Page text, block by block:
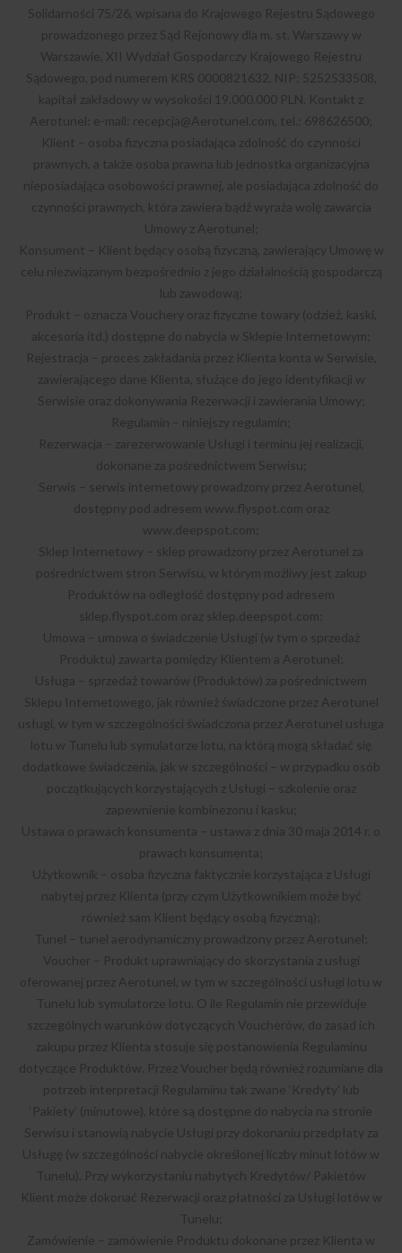
Solidarności 75/26, wpisana do Krajowego Rejestru Sądowego
prowadzonego przez Sąd Rejonowy dla m. st. Warszawy w
Warszawie, XII Wydział Gospodarczy Krajowego Rejestru
Sądowego, pod numerem KRS 0000821632, NIP: 5252533508,
kapitał zakładowy w wysokości 19.000.000 PLN. Kontakt z
Aerotunel: e-mail: recepcja@Aerotunel.com , tel.: 698626500;
Klient – osoba fizyczna posiadająca zdolność do czynności
prawnych, a także osoba prawna lub jednostka organizacyjna
nieposiadająca osobowości prawnej, ale posiadająca zdolność do
czynności prawnych, która zawiera bądź wyraża wolę zawarcia
Umowy z Aerotunel;
Konsument – Klient będący osobą fizyczną, zawierający Umowę w
celu niezwiązanym bezpośrednio z jego działalnością gospodarczą
lub zawodową;
Produkt – oznacza Vouchery oraz fizyczne towary (odzież, kaski,
akcesoria itd.) dostępne do nabycia w Sklepie Internetowym;
Rejestracja – proces zakładania przez Klienta konta w Serwisie,
zawierającego dane Klienta, służące do jego identyfikacji w
Serwisie oraz dokonywania Rezerwacji i zawierania Umowy;
Regulamin – niniejszy regulamin;
Rezerwacja – zarezerwowanie Usługi i terminu jej realizacji,
dokonane za pośrednictwem Serwisu;
Serwis – serwis internetowy prowadzony przez Aerotunel,
dostępny pod adresem www.flyspot.com oraz
www.deepspot.com;
Sklep Internetowy – sklep prowadzony przez Aerotunel za
pośrednictwem stron Serwisu, w którym możliwy jest zakup
Produktów na odległość dostępny pod adresem
sklep.flyspot.com oraz sklep.deepspot.com;
Umowa – umowa o świadczenie Usługi (w tym o sprzedaż
Produktu) zawarta pomiędzy Klientem a Aerotunel;
Usługa – sprzedaż towarów (Produktów) za pośrednictwem
Sklepu Internetowego, jak również świadczone przez Aerotunel
usługi, w tym w szczególności świadczona przez Aerotunel usługa
lotu w Tunelu lub symulatorze lotu, na którą mogą składać się
dodatkowe świadczenia, jak w szczególności – w przypadku osób
początkujących korzystających z Usługi – szkolenie oraz
zapewnienie kombinezonu i kasku;
Ustawa o prawach konsumenta – ustawa z dnia 30 maja 2014 r. o
prawach konsumenta;
Użytkownik – osoba fizyczna faktycznie korzystająca z Usługi
nabytej przez Klienta (przy czym Użytkownikiem może być
również sam Klient będący osobą fizyczną);
Tunel – tunel aerodynamiczny prowadzony przez Aerotunel;
Voucher – Produkt uprawniający do skorzystania z usługi
oferowanej przez Aerotunel, w tym w szczególności usługi lotu w
Tunelu lub symulatorze lotu. O ile Regulamin nie przewiduje
szczególnych warunków dotyczących Voucherów, do zasad ich
zakupu przez Klienta stosuje się postanowienia Regulaminu
dotyczące Produktów. Przez Voucher będą również rozumiane dla
potrzeb interpretacji Regulaminu tak zwane ‘Kredyty’ lub
‘Pakiety’ (minutowe), które są dostępne do nabycia na stronie
Serwisu i stanowią nabycie Usługi przy dokonaniu przedpłaty za
Usługę (w szczególności nabycie określonej liczby minut lotów w
Tunelu). Przy wykorzystaniu nabytych Kredytów/ Pakietów
Klient może dokonać Rezerwacji oraz płatności za Usługi lotów w
Tunelu;
Zamówienie – zamówienie Produktu dokonane przez Klienta w